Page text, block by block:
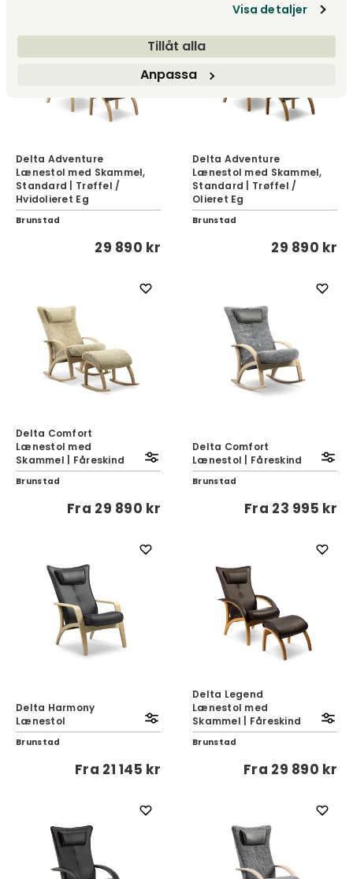
Visa detaljer
Tillåt alla
Anpassa
Delta Adventure
Lænestol med Skammel,
Standard | Trøffel /
Hvidolieret Eg
Brunstad
29 890 kr
Delta Adventure
Lænestol med Skammel,
Standard | Trøffel /
Olieret Eg
Brunstad
29 890 kr
Delta Comfort
Lænestol med
Skammel | Fåreskind
Brunstad
Fra 29 890 kr
Delta Comfort
Lænestol | Fåreskind
Brunstad
Fra 23 995 kr
Delta Harmony
Lænestol
Brunstad
Fra 21 145 kr
Delta Legend
Lænestol med
Skammel | Fåreskind
Brunstad
Fra 29 890 kr